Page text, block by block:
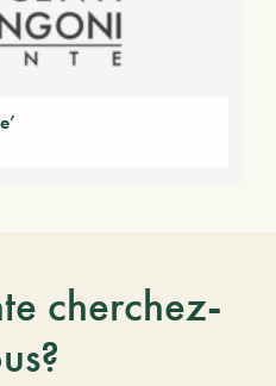
cherchez-